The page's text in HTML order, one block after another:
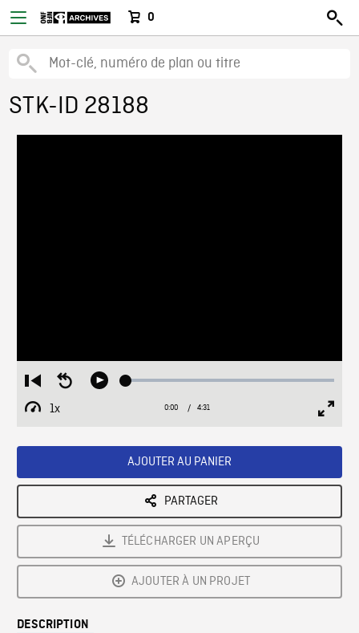
0
STK-ID 28188
Restart
from
beginning
Seek
Play Loaded:
1x
Playback
Current
0:00 / Duration
4:31
AJOUTER AU PANIER
PARTAGER
TÉLÉCHARGER UN APERÇU
AJOUTER À UN PROJET
DESCRIPTION